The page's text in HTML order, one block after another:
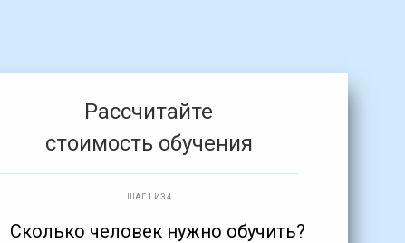
Рассчитайте
стоимость обучения
ШАГ 1 ИЗ 4
Сколько человек нужно обучить?